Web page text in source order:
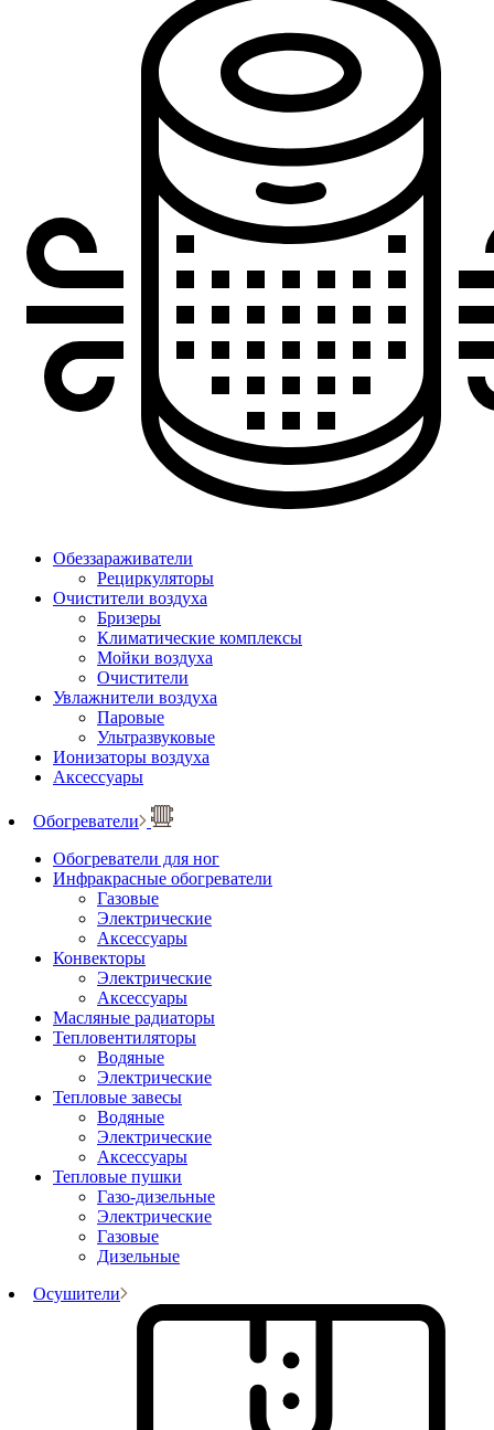
Обеззараживатели
Рециркуляторы
Очистители воздуха
Бризеры
Климатические комплексы
Мойки воздуха
Очистители
Увлажнители воздуха
Паровые
Ультразвуковые
Ионизаторы воздуха
Аксессуары
Обогреватели
Обогреватели для ног
Инфракрасные обогреватели
Газовые
Электрические
Аксессуары
Конвекторы
Электрические
Аксессуары
Масляные радиаторы
Тепловентиляторы
Водяные
Электрические
Тепловые завесы
Водяные
Электрические
Аксессуары
Тепловые пушки
Газо-дизельные
Электрические
Газовые
Дизельные
Осушители